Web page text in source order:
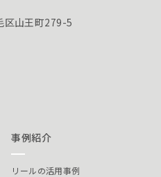
区山王町279-5
事例紹介
リールの活用事例